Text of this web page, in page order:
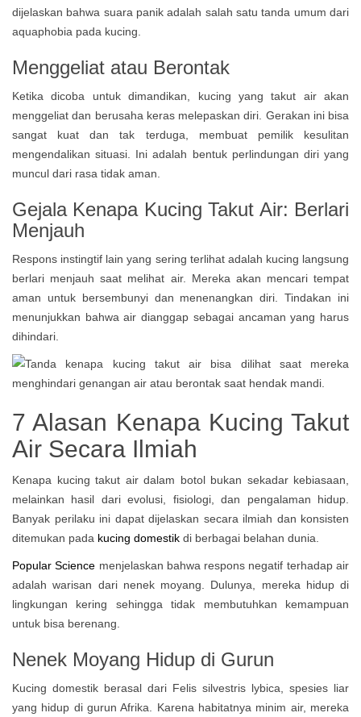
dijelaskan bahwa suara panik adalah salah satu tanda umum dari
aquaphobia pada kucing.
Menggeliat atau Berontak
Ketika dicoba untuk dimandikan, kucing yang takut air akan
menggeliat dan berusaha keras melepaskan diri. Gerakan ini bisa
sangat kuat dan tak terduga, membuat pemilik kesulitan
mengendalikan situasi. Ini adalah bentuk perlindungan diri yang
muncul dari rasa tidak aman.
Gejala Kenapa Kucing Takut Air: Berlari
Menjauh
Respons instingtif lain yang sering terlihat adalah kucing langsung
berlari menjauh saat melihat air. Mereka akan mencari tempat
aman untuk bersembunyi dan menenangkan diri. Tindakan ini
menunjukkan bahwa air dianggap sebagai ancaman yang harus
dihindari.
7 Alasan Kenapa Kucing Takut
Air Secara Ilmiah
Kenapa kucing takut air dalam botolbukan sekadar kebiasaan,
melainkan hasil dari evolusi, fisiologi, dan pengalaman hidup.
Banyak perilaku ini dapat dijelaskan secara ilmiah dan konsisten
ditemukan pada kucing domestik di berbagai belahan dunia.
Popular Science menjelaskan bahwa respons negatif terhadap air
adalah warisan dari nenek moyang. Dulunya, mereka hidup di
lingkungan kering sehingga tidak membutuhkan kemampuan
untuk bisa berenang.
Nenek Moyang Hidup di Gurun
Kucing domestik berasal dari Felis silvestris lybica, spesies liar
yang hidup di gurun Afrika. Karena habitatnya minim air, mereka